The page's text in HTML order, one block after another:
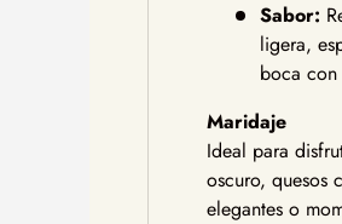
Sabor:
ligera,
boca
Maridaje
Ideal para
oscuro, quesos
elegantes o